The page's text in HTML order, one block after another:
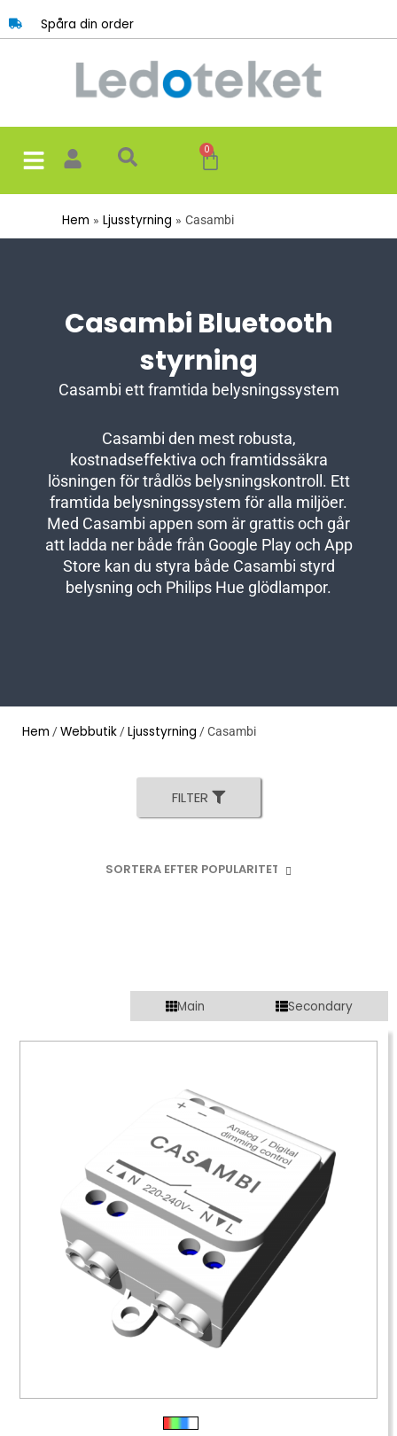
till
Spåra din order
0
Varukorg
Hem Ljusstyrning Casambi
Casambi Bluetooth
styrning
Casambi ett framtida belysningssystem
Casambi den mest robusta,
kostnadseffektiva och framtidssäkra
lösningen för trådlös belysningskontroll. Ett
framtida belysningssystem för alla miljöer.
Med Casambi appen som är grattis och går
att ladda ner både från Google Play och App
Store kan du styra både Casambi styrd
belysning och Philips Hue glödlampor.
Hem /Webbutik /Ljusstyrning / Casambi
FILTER
Main Secondary